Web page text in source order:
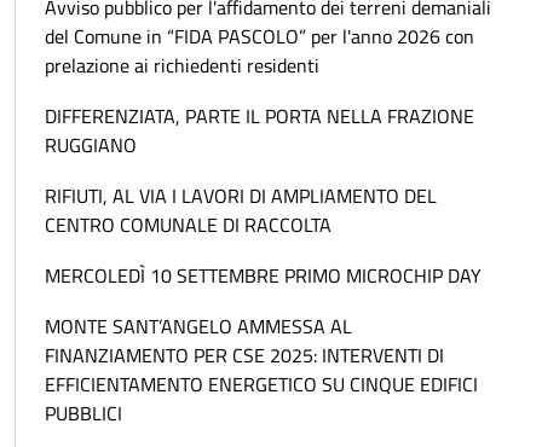
Avviso pubblico per l'affidamento dei terreni demaniali
del Comune in “FIDA PASCOLO” per l'anno 2026 con
prelazione ai richiedenti residenti
DIFFERENZIATA, PARTE IL PORTA NELLA FRAZIONE
RUGGIANO
RIFIUTI, AL VIA I LAVORI DI AMPLIAMENTO DEL
CENTRO COMUNALE DI RACCOLTA
MERCOLEDÌ 10 SETTEMBRE PRIMO MICROCHIP DAY
MONTE SANT’ANGELO AMMESSA AL
FINANZIAMENTO PER CSE 2025: INTERVENTI DI
EFFICIENTAMENTO ENERGETICO SU CINQUE EDIFICI
PUBBLICI